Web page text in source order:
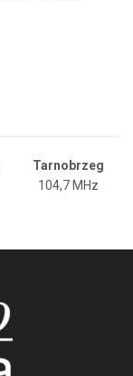
Tarnobrzeg
104,7 MHz